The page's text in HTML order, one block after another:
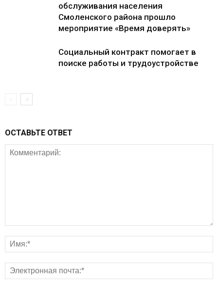
обслуживания населения
Смоленского района прошло
мероприятие «Время доверять»
Социальный контракт помогает в
поиске работы и трудоустройстве
ОСТАВЬТЕ ОТВЕТ